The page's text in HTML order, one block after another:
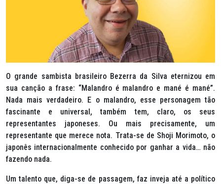
O grande sambista brasileiro Bezerra da Silva eternizou em
sua canção a frase: “Malandro é malandro e mané é mané”.
Nada mais verdadeiro. E o malandro, esse personagem tão
fascinante e universal, também tem, claro, os seus
representantes japoneses. Ou mais precisamente, um
representante que merece nota. Trata-se de Shoji Morimoto, o
japonês internacionalmente conhecido por ganhar a vida… não
fazendo nada.
Um talento que, diga-se de passagem, faz inveja até a político